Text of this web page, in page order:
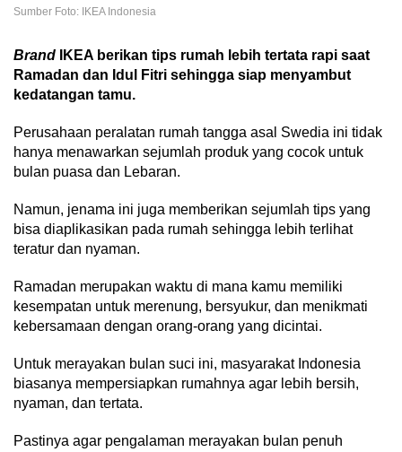
Sumber Foto: IKEA Indonesia
Brand IKEA berikan tips rumah lebih tertata rapi saat
Ramadan dan Idul Fitri sehingga siap menyambut
kedatangan tamu.
Perusahaan peralatan rumah tangga asal Swedia ini tidak
hanya menawarkan sejumlah produk yang cocok untuk
bulan puasa dan Lebaran.
Namun, jenama ini juga memberikan sejumlah tips yang
bisa diaplikasikan pada rumah sehingga lebih terlihat
teratur dan nyaman.
Ramadan merupakan waktu di mana kamu memiliki
kesempatan untuk merenung, bersyukur, dan menikmati
kebersamaan dengan orang-orang yang dicintai.
Untuk merayakan bulan suci ini, masyarakat Indonesia
biasanya mempersiapkan rumahnya agar lebih bersih,
nyaman, dan tertata.
Pastinya agar pengalaman merayakan bulan penuh